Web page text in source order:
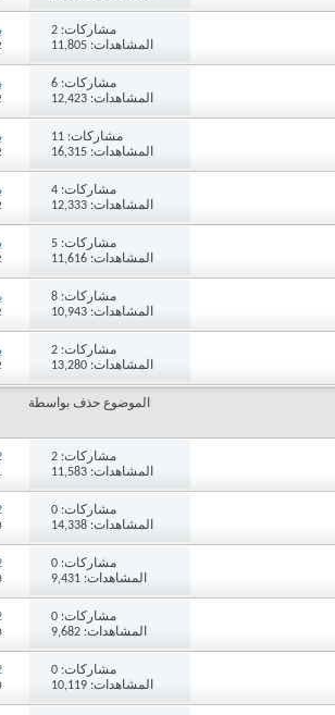
مشاركات:2
المشاهدات: 11,805
مشاركات:6
المشاهدات: 12,423
مشاركات:11
المشاهدات: 16,315
مشاركات:4
المشاهدات: 12,333
مشاركات:5
المشاهدات: 11,616
مشاركات:8
المشاهدات: 10,943
مشاركات:2
المشاهدات: 13,280
الموضوع حذف بواسطة
مشاركات:2
المشاهدات: 11,583
مشاركات:0
المشاهدات: 14,338
مشاركات:0
المشاهدات: 9,431
مشاركات:0
المشاهدات: 9,682
مشاركات:0
المشاهدات: 10,119